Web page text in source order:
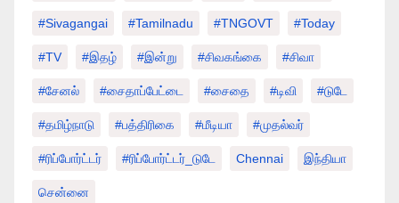
#sivagangai #tamilnadu #TNGOVT #today
#TV #இதழ் #இன்று #சிவகங்கை #சிவா
#சேனல் #சைதாப்பேட்டை #சைதை #டிவி #டுடே
#தமிழ்நாடு #பத்திரிகை #மீடியா #முதல்வர்
#ரிப்போர்ட்டர் #ரிப்போர்ட்டர்_டுடே Chennai இந்தியா
சென்னை